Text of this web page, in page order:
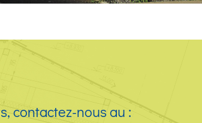
contactez-nous au :